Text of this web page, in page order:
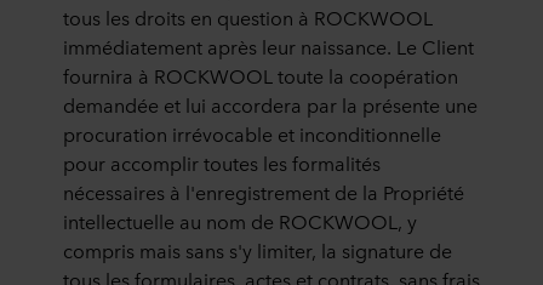
tous les droits en question à ROCKWOOL
immédiatement après leur naissance. Le Client
fournira à ROCKWOOL toute la coopération
demandée et lui accordera par la présente une
procuration irrévocable et inconditionnelle
pour accomplir toutes les formalités
nécessaires à l'enregistrement de la Propriété
intellectuelle au nom de ROCKWOOL, y
compris mais sans s'y limiter, la signature de
tous les formulaires, actes et contrats, sans frais